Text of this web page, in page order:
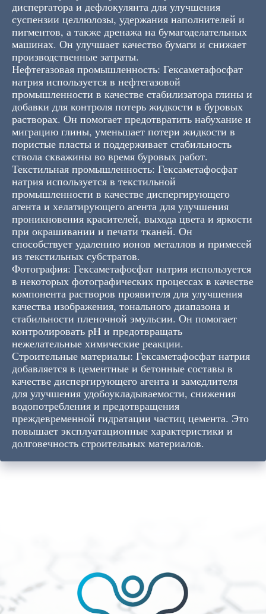
диспергатора и дефлокулянта для улучшения
суспензии целлюлозы, удержания наполнителей и
пигментов, а также дренажа на бумагоделательных
машинах. Он улучшает качество бумаги и снижает
производственные затраты.
Нефтегазовая промышленность: Гексаметафосфат
натрия используется в нефтегазовой
промышленности в качестве стабилизатора глины и
добавки для контроля потерь жидкости в буровых
растворах. Он помогает предотвратить набухание и
миграцию глины, уменьшает потери жидкости в
пористые пласты и поддерживает стабильность
ствола скважины во время буровых работ.
Текстильная промышленность: Гексаметафосфат
натрия используется в текстильной
промышленности в качестве диспергирующего
агента и хелатирующего агента для улучшения
проникновения красителей, выхода цвета и яркости
при окрашивании и печати тканей. Он
способствует удалению ионов металлов и примесей
из текстильных субстратов.
Фотография: Гексаметафосфат натрия используется
в некоторых фотографических процессах в качестве
компонента растворов проявителя для улучшения
качества изображения, тонального диапазона и
стабильности пленочной эмульсии. Он помогает
контролировать pH и предотвращать
нежелательные химические реакции.
Строительные материалы: Гексаметафосфат натрия
добавляется в цементные и бетонные составы в
качестве диспергирующего агента и замедлителя
для улучшения удобоукладываемости, снижения
водопотребления и предотвращения
преждевременной гидратации частиц цемента. Это
повышает эксплуатационные характеристики и
долговечность строительных материалов.